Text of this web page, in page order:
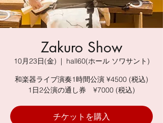
Zakuro Show
10月23日(金)
  |
hall60(ホール ソワサント)
和楽器ライブ演奏1時間公演 ¥4500 (税込)
1日2公演の通し券 ¥7000 (税込)
チケットを購入